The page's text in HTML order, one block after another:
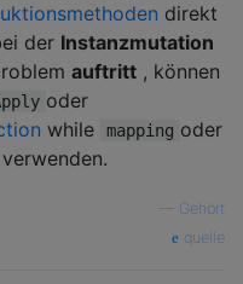
direkt
der Instanzmutation
auftritt , können
oder
while mapping oder
Gehört
quelle